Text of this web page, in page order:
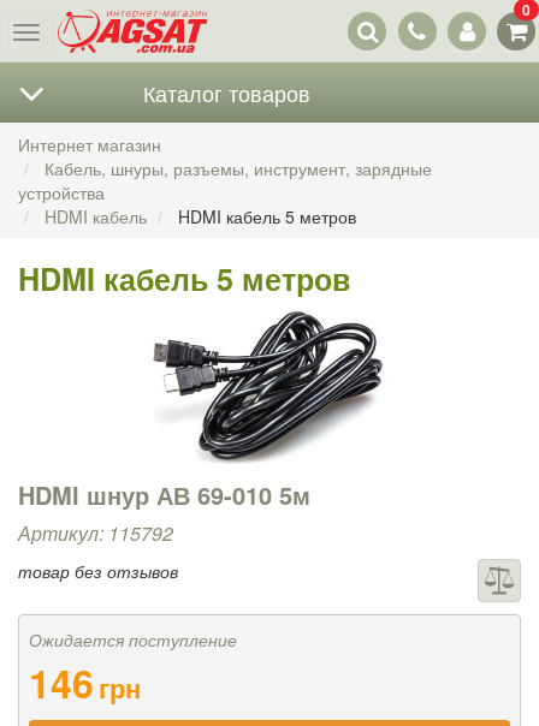
Меню
Наши
контакты
0
Каталог товаров
Интернет магазин
Кабель, шнуры, разъемы, инструмент, зарядные
устройства
HDMI кабель
HDMI кабель 5 метров
HDMI кабель 5 метров
HDMI шнур АВ 69-010 5м
Артикул: 115792
товар без отзывов
Ожидается поступление
146грн